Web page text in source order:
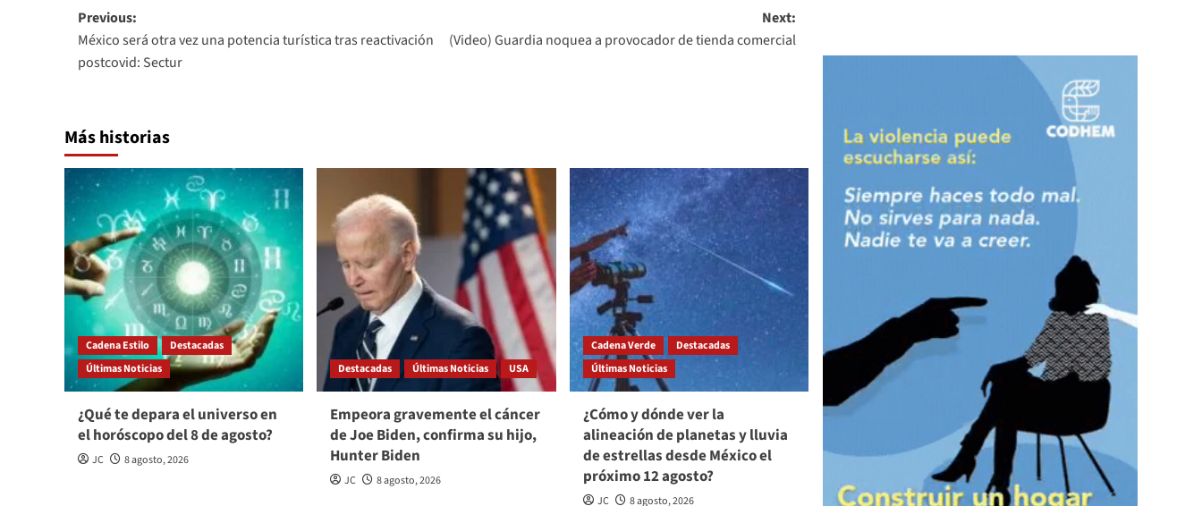
Post
navigation
Previous:
México será otra vez una potencia turística tras reactivación
postcovid: Sectur
Next:
(Video) Guardia noquea a provocador de tienda comercial
Más historias
Cadena Estilo
Destacadas
Últimas Noticias
¿Qué te depara el universo en
el horóscopo del 8 de agosto?
JC 8 agosto, 2026
Destacadas Últimas Noticias USA
Empeora gravemente el cáncer
de Joe Biden, confirma su hijo,
Hunter Biden
JC 8 agosto, 2026
Cadena Verde
Destacadas
Últimas Noticias
¿Cómo y dónde ver la
alineación de planetas y lluvia
de estrellas desde México el
próximo 12 agosto?
JC 8 agosto, 2026